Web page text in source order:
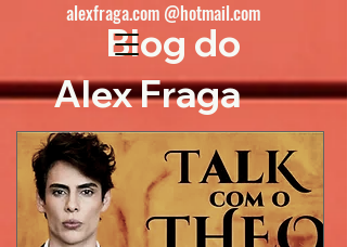
Blog do
Alex Fraga
alexfraga.com @hotmail.com